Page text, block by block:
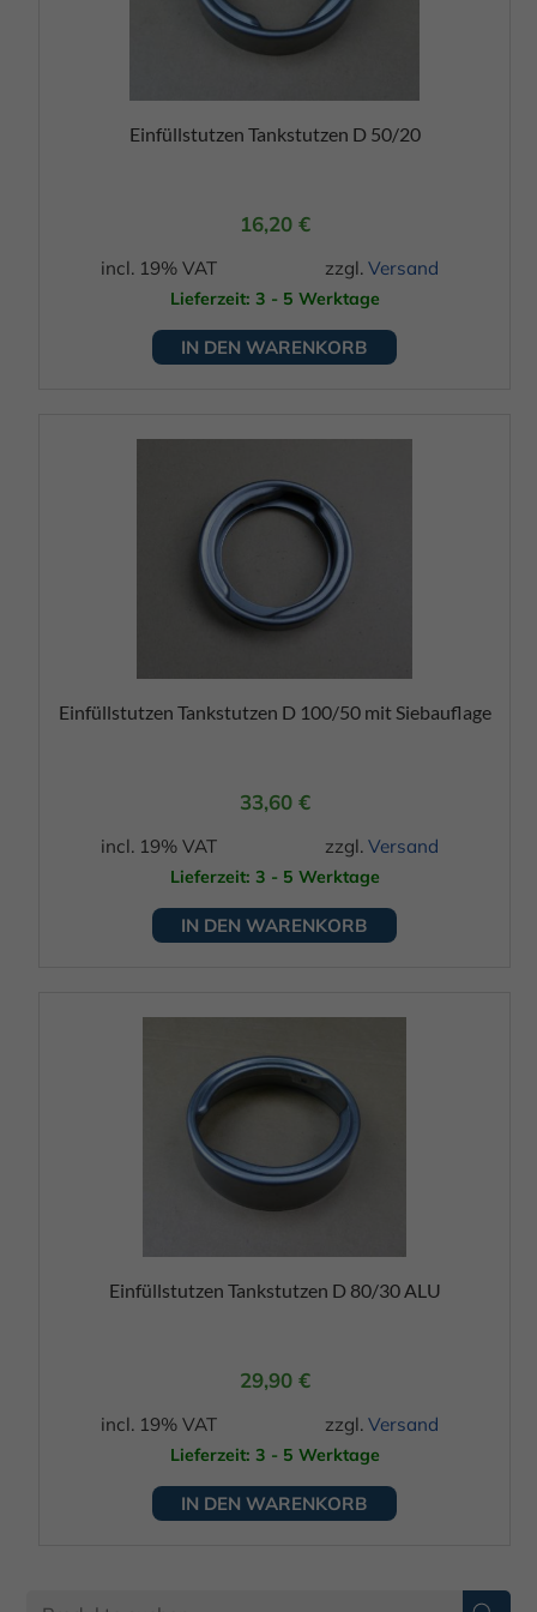
Einfüllstutzen Tankstutzen D 50/20
16,20 €
incl. 19% VAT zzgl. Versand
Lieferzeit: 3 - 5 Werktage
IN DEN WARENKORB
Einfüllstutzen Tankstutzen D 100/50 mit Siebauflage
33,60 €
incl. 19% VAT zzgl. Versand
Lieferzeit: 3 - 5 Werktage
IN DEN WARENKORB
Einfüllstutzen Tankstutzen D 80/30 ALU
29,90 €
incl. 19% VAT zzgl. Versand
Lieferzeit: 3 - 5 Werktage
IN DEN WARENKORB